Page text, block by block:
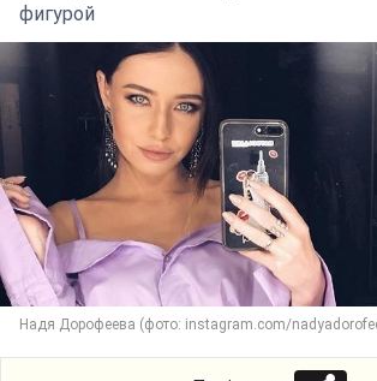
фигурой
Надя Дорофеева (фото: instagram.com/